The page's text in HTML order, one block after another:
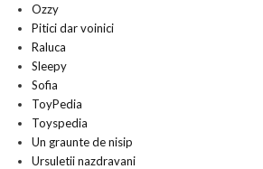
Ozzy
Pitici dar voinici
Raluca
Sleepy
Sofia
ToyPedia
Toyspedia
Un graunte de nisip
Ursuletii nazdravani